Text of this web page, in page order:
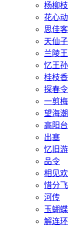
杨柳枝
花心动
思佳客
天仙子
兰陵王
忆王孙
桂枝香
探春令
一剪梅
望海潮
高阳台
出塞
忆旧游
品令
相见欢
惜分飞
河传
玉蝴蝶
解连环